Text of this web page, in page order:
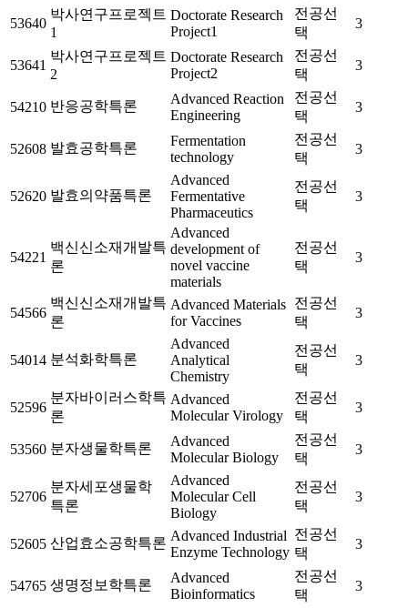
53640
박사연구프로젝트
1
Doctorate Research
Project1
전공선
택
3
53641
박사연구프로젝트
2
Doctorate Research
Project2
전공선
택
3
54210 반응공학특론
Advanced Reaction
Engineering
전공선
택
3
52608 발효공학특론
Fermentation
technology
전공선
택
3
52620 발효의약품특론
Advanced
Fermentative
Pharmaceutics
전공선
택
3
54221
백신신소재개발특
론
Advanced
development of
novel vaccine
materials
전공선
택
3
54566
백신신소재개발특
론
Advanced Materials
for Vaccines
전공선
택
3
54014 분석화학특론
Advanced
Analytical
Chemistry
전공선
택
3
52596
분자바이러스학특
론
Advanced
Molecular Virology
전공선
택
3
53560 분자생물학특론
Advanced
Molecular Biology
전공선
택
3
52706
분자세포생물학
특론
Advanced
Molecular Cell
Biology
전공선
택
3
52605 산업효소공학특론 Advanced Industrial
Enzyme Technology
전공선
택
3
54765 생명정보학특론
Advanced
Bioinformatics
전공선
택
3